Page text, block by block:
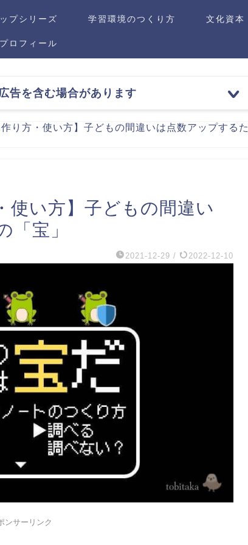
プシリーズ 学習環境のつくり方 文化資本
ロフィール
告を含む場合があります
り方・使い方】子どもの間違いは点数アップするた
使い方】子どもの間違い
「宝」
2021-12-29 / 2022-12-10
ンサーリンク